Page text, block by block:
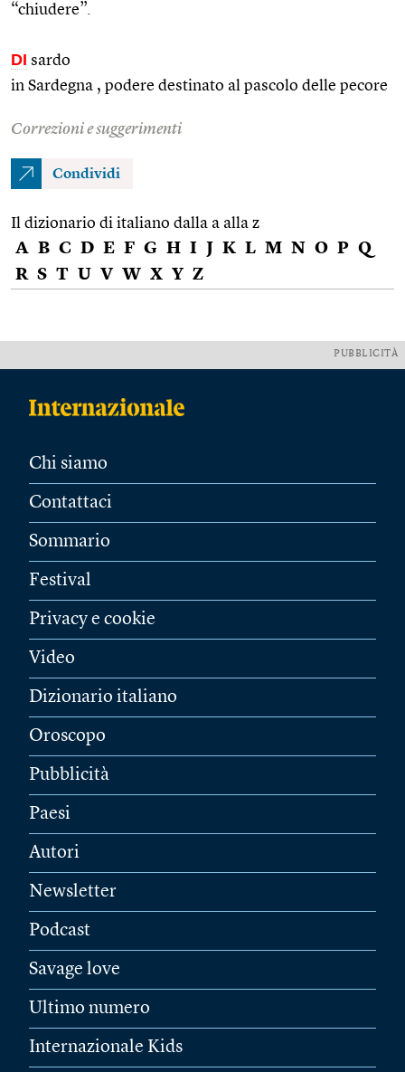
“chiudere”.
DI sardo
in Sardegna , podere destinato al pascolo delle pecore
Correzioni e suggerimenti
Condividi
Il dizionario di italiano dalla a alla z
A B C D E F G H I J K L M N O P Q
R S T U V W X Y Z
PUBBLICITÀ
Chi siamo
Contattaci
Sommario
Festival
Privacy e cookie
Video
Dizionario italiano
Oroscopo
Pubblicità
Paesi
Autori
Newsletter
Podcast
Savage love
Ultimo numero
Internazionale Kids